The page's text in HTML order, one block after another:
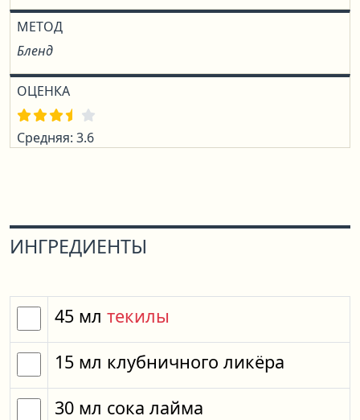
МЕТОД
Бленд
ОЦЕНКА
Средняя: 3.6
ИНГРЕДИЕНТЫ
45 мл текилы
15 мл клубничного ликёра
30 мл сока лайма